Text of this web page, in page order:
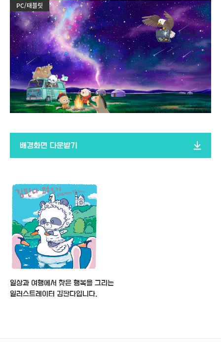
PC/태블릿
배경화면 다운받기​
일상과 여행에서 찾은 행복을 그리는
일러스트레이터 김판다입니다.